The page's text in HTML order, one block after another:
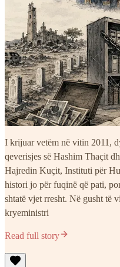
I krijuar vetëm në vitin 2011,
qeverisjes së Hashim Thaçit
Hajredin Kuçit, Instituti për
histori jo për fuqinë që pati,
shtatë vjet rresht. Në gusht të
kryeministri
Read full story